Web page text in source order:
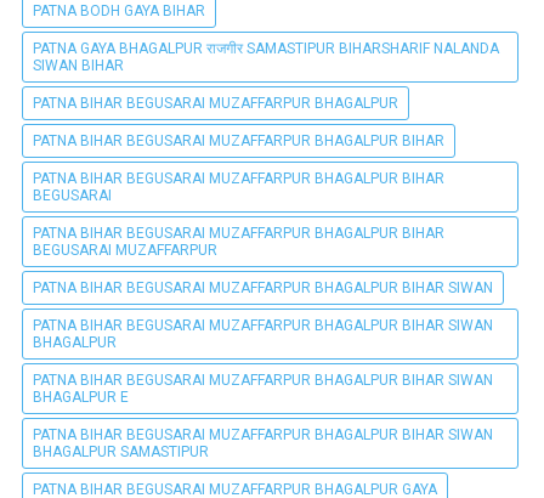
PATNA BODH GAYA BIHAR
PATNA GAYA BHAGALPUR राजगीर SAMASTIPUR BIHARSHARIF NALANDA
SIWAN BIHAR
PATNA BIHAR BEGUSARAI MUZAFFARPUR BHAGALPUR
PATNA BIHAR BEGUSARAI MUZAFFARPUR BHAGALPUR BIHAR
PATNA BIHAR BEGUSARAI MUZAFFARPUR BHAGALPUR BIHAR
BEGUSARAI
PATNA BIHAR BEGUSARAI MUZAFFARPUR BHAGALPUR BIHAR
BEGUSARAI MUZAFFARPUR
PATNA BIHAR BEGUSARAI MUZAFFARPUR BHAGALPUR BIHAR SIWAN
PATNA BIHAR BEGUSARAI MUZAFFARPUR BHAGALPUR BIHAR SIWAN
BHAGALPUR
PATNA BIHAR BEGUSARAI MUZAFFARPUR BHAGALPUR BIHAR SIWAN
BHAGALPUR E
PATNA BIHAR BEGUSARAI MUZAFFARPUR BHAGALPUR BIHAR SIWAN
BHAGALPUR SAMASTIPUR
PATNA BIHAR BEGUSARAI MUZAFFARPUR BHAGALPUR GAYA